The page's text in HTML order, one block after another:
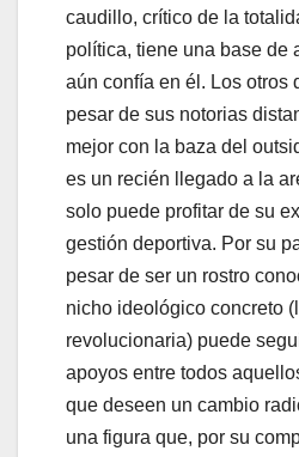
caudillo, crítico de la
política, tiene una base de
aún confía en él. Los otros
pesar de sus notorias
mejor con la baza del
es un recién llegado a la
solo puede profitar de su
gestión deportiva. Por su
pesar de ser un rostro
nicho ideológico concreto
revolucionaria) puede
apoyos entre todos
que deseen un cambio
una figura que, por su